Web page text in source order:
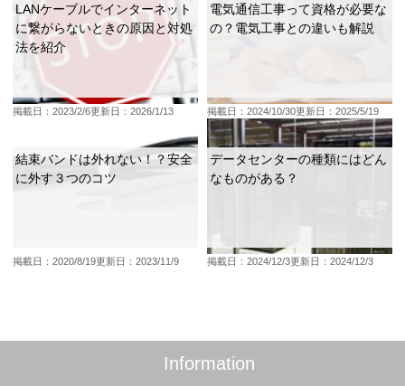
LANケーブルでインターネット
に繋がらないときの原因と対処
法を紹介
掲載日：2023/2/6更新日：2026/1/13
電気通信工事って資格が必要な
の？電気工事との違いも解説
掲載日：2024/10/30更新日：2025/5/19
結束バンドは外れない！？安全
に外す３つのコツ
掲載日：2020/8/19更新日：2023/11/9
データセンターの種類にはどん
なものがある？
掲載日：2024/12/3更新日：2024/12/3
Information